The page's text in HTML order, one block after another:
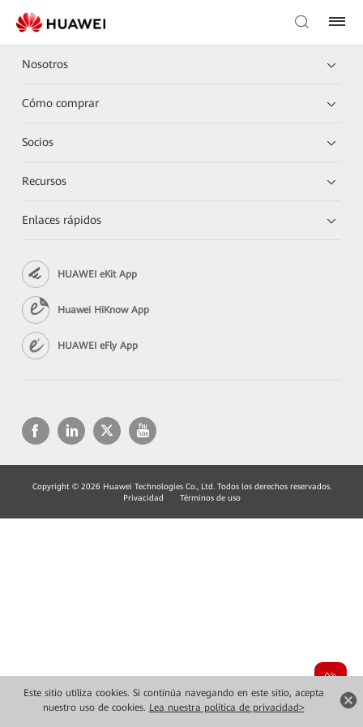
Este sitio utiliza cookies. Si continúa navegando en este sitio, acepta
nuestro uso de cookies. Lea nuestra política de privacidad>
Nosotros
Cómo comprar
Socios
Recursos
Enlaces rápidos
HUAWEI eKit App
Huawei HiKnow App
HUAWEI eFly App
Copyright © 2026 Huawei Technologies Co., Ltd. Todos los derechos reservados.
Privacidad
Términos de uso